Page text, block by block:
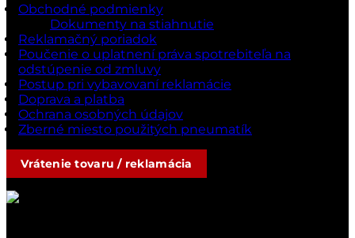
Obchodné podmienky
Dokumenty na stiahnutie
Reklamačný poriadok
Poučenie o uplatnení práva spotrebiteľa na
odstúpenie od zmluvy
Postup pri vybavovaní reklamácie
Doprava a platba
Ochrana osobných údajov
Zberné miesto použitých pneumatík
Vrátenie tovaru / reklamácia